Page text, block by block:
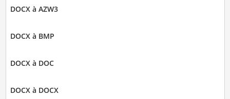
DOCX à AZW3
DOCX à BMP
DOCX à DOC
DOCX à DOCX